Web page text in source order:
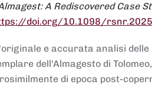
A Rediscovered Case
doi.org/10.1098/
e accurata analisi
dell'Almagesto di
di epoca post-